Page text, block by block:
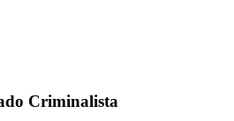
Criminalista